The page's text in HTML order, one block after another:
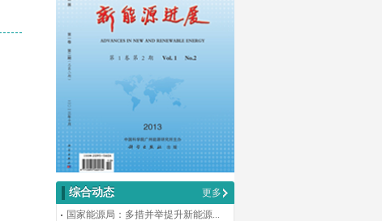
综合动态
更多
国家能源局：多措并举提升新能源...